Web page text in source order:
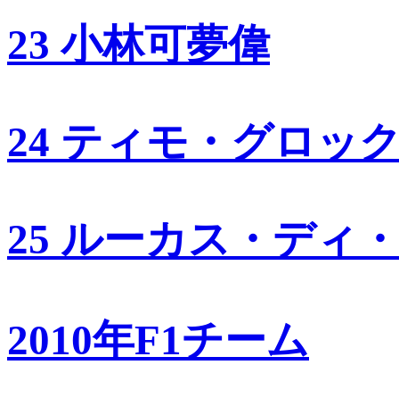
23 小林可夢偉
24 ティモ・グロッ
25 ルーカス・ディ
2010年F1チーム